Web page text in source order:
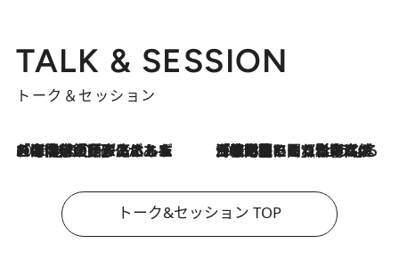
TALK & SESSION
トーク＆セッション
2026.8.3
「今後値上げがあるとすれば…」「リスクがあるのは今年の冬」エネルギー専門家が語る、ホルムズ海峡封鎖が家庭にもたらす“ある心配” 2026.8.3
「住宅建てられない…」「サーチャージ料の高値が続いている」ホルムズ海峡封鎖による影響はいつまで続く？《エネルギー専門家に聞く“どうなる日本の暮らし”》
トーク&セッション TOP